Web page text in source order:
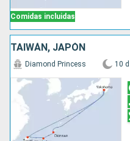
Comidas incluidas
TAIWÁN, JAPÓN
Diamond Princess 10 d